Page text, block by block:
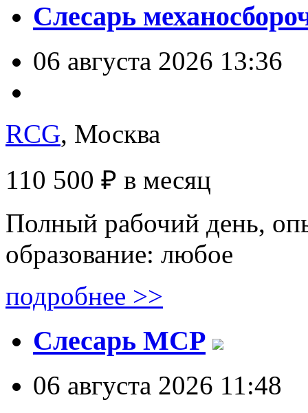
Слесарь
06 августа 2026 13:36
RCG, Москва
110 500 ₽ в месяц
Полный рабочий день,
образование: любое
подробнее >>
Слесарь МСР
06 августа 2026 11:48